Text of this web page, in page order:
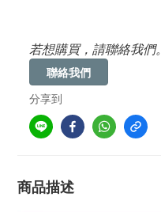
若想購買，請聯絡我們。
聯絡我們
分享到
商品描述